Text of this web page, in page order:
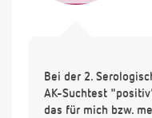
Bei der 2.
AK-Suchtest
das für mich bzw.